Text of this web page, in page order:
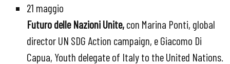
21 maggio
Futuro delle Nazioni Unite,con Marina Ponti, global
director UN SDG Action campaign, e Giacomo Di
Capua, Youth delegate of Italy to the United Nations.